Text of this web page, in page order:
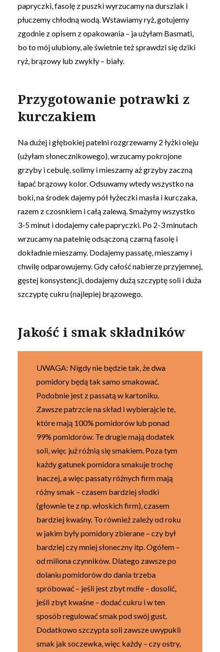
papryczki, fasolę z puszki wyrzucamy na durszlak i
płuczemy chłodną wodą. Wstawiamy ryż, gotujemy
zgodnie z opisem z opakowania – ja użyłam Basmati,
bo to mój ulubiony, ale świetnie też sprawdzi się dziki
ryż, brązowy lub zwykły – biały.
Przygotowanie potrawki z
kurczakiem
Na dużej i głębokiej patelni rozgrzewamy 2 łyżki oleju
(użyłam słonecznikowego), wrzucamy pokrojone
grzyby i cebulę, solimy i mieszamy aż grzyby zaczną
łapać brązowy kolor. Odsuwamy wtedy wszystko na
boki, na środek dajemy pół łyżeczki masła i kurczaka,
razem z czosnkiem i całą zalewą. Smażymy wszystko
3-5 minut i dodajemy całe papryczki. Po 2-3 minutach
wrzucamy na patelnię odsączoną czarną fasolę i
dokładnie mieszamy. Dodajemy passatę, mieszamy i
chwilę odparowujemy. Gdy całość nabierze przyjemnej,
gęstej konsystencji, dodajemy dużą szczyptę soli i duża
szczyptę cukru (najlepiej brązowego.
Jakość i smak składników
UWAGA: Nigdy nie będzie tak, że dwa
pomidory będą tak samo smakować.
Podobnie jest z passatą w kartoniku.
Zawsze patrzcie na skład i wybierajcie te,
które mają 100% pomidorów lub ponad
99% pomidorów. Te drugie mają dodatek
soli, więc już różnią się smakiem. Poza tym
każdy gatunek pomidora smakuje trochę
inaczej, a więc passaty różnych firm mają
różny smak – czasem bardziej słodki
(głownie te z np. włoskich firm), czasem
bardziej kwaśny. To również zależy od roku
w jakim były pomidory zbierane – czy był
bardziej czy mniej słoneczny itp. Ogółem –
od miliona czynników. Dlatego zawsze po
dolaniu pomidorów do dania trzeba
spróbować – jeśli jest zbyt mdłe – dosolić,
jeśli zbyt kwaśne – dodać cukru i w ten
sposób regulować smak pod swój gust.
Dodatkowo szczypta soli zawsze uwypukli
smak jak soczewka, więc każdy – czy ostry,